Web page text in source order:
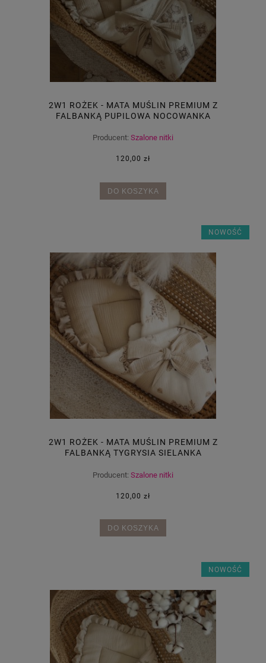
2W1 ROŻEK - MATA MUŚLIN PREMIUM Z
FALBANKĄ PUPILOWA NOCOWANKA
Producent: Szalone nitki
120,00 zł
DO KOSZYKA
2W1 ROŻEK - MATA MUŚLIN PREMIUM Z
FALBANKĄ TYGRYSIA SIELANKA
Producent: Szalone nitki
120,00 zł
DO KOSZYKA
NOWOŚĆ
NOWOŚĆ